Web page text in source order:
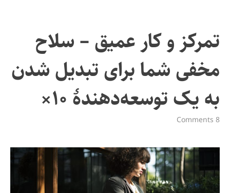
تمرکز و کار عمیق – سلاح
مخفی شما برای تبدیل شدن
به یک توسعه‌دهندهٔ ۱۰×
8 Comments